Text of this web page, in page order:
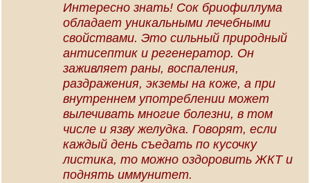
Интересно знать! Сок бриофиллума
обладает уникальными лечебными
свойствами. Это сильный природный
антисептик и регенератор. Он
заживляет раны, воспаления,
раздражения, экземы на коже, а при
внутреннем употреблении может
вылечивать многие болезни, в том
числе и язву желудка. Говорят, если
каждый день съедать по кусочку
листика, то можно оздоровить ЖКТ и
поднять иммунитет.